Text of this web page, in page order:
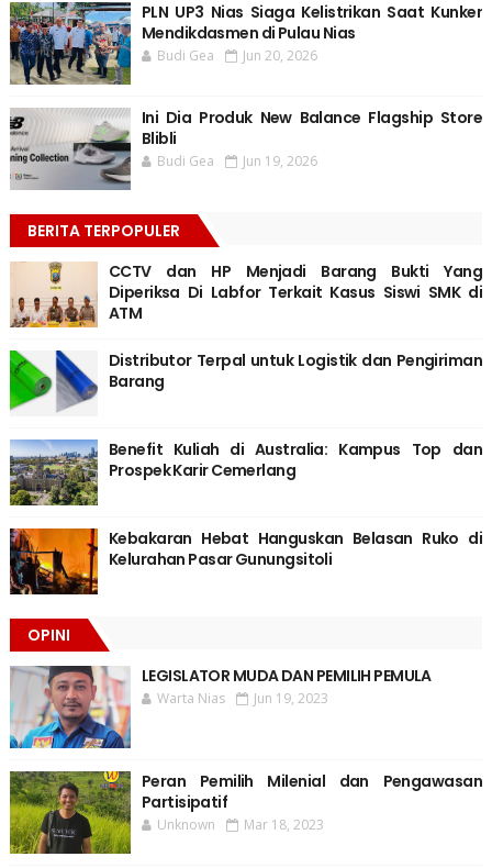
PLN UP3 Nias Siaga Kelistrikan Saat Kunker
Mendikdasmen di Pulau Nias
Budi Gea Jun 20, 2026
Ini Dia Produk New Balance Flagship Store
Blibli
Budi Gea Jun 19, 2026
BERITA TERPOPULER
CCTV dan HP Menjadi Barang Bukti Yang
Diperiksa Di Labfor Terkait Kasus Siswi SMK di
ATM
Distributor Terpal untuk Logistik dan Pengiriman
Barang
Benefit Kuliah di Australia: Kampus Top dan
Prospek Karir Cemerlang
Kebakaran Hebat Hanguskan Belasan Ruko di
Kelurahan Pasar Gunungsitoli
OPINI
LEGISLATOR MUDA DAN PEMILIH PEMULA
Warta Nias Jun 19, 2023
Peran Pemilih Milenial dan Pengawasan
Partisipatif
Unknown Mar 18, 2023